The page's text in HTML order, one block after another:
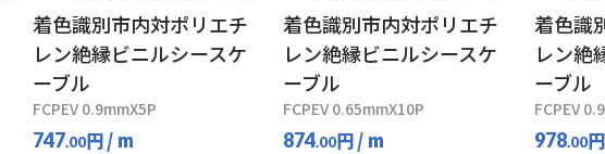
着色識別市内対ポリエチ
レン絶縁ビニルシースケ
ーブル
FCPEV 0.9mmX5P
747.00円/ m
着色識別市内対ポリエチ
レン絶縁ビニルシースケ
ーブル
FCPEV 0.65mmX10P
874.00円/ m
着色識
レン絶
ーブル
FCPEV
978.00円